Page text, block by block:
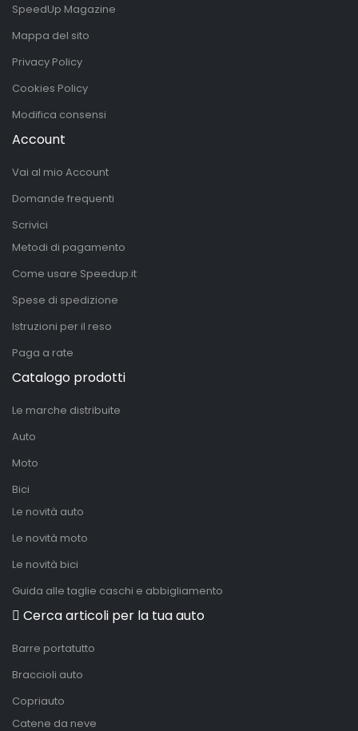
SpeedUp Magazine
Mappa del sito
Privacy Policy
Cookies Policy
Modifica consensi
Account
Vai al mio Account
Domande frequenti
Scrivici
Metodi di pagamento
Come usare Speedup.it
Spese di spedizione
Istruzioni per il reso
Paga a rate
Catalogo prodotti
Le marche distribuite
Auto
Moto
Bici
Le novità auto
Le novità moto
Le novità bici
Guida alle taglie caschi e abbigliamento
Cerca articoli per la tua auto
Barre portatutto
Braccioli auto
Copriauto
Catene da neve